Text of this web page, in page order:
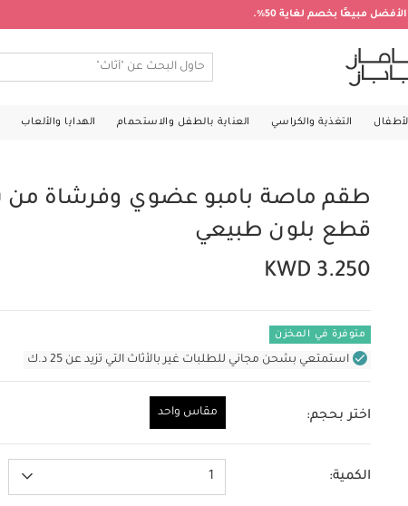
مبيعًا بخصم لغاية 50%.
التغذية والكراسي العناية بالطفل والاستحمام الهدايا والألعاب
قطع بلون طبيعي
KWD 3.250
متوفرة في المخزن
استمتعي بشحن مجاني للطلبات غير بالأثاث التي تزيد عن 25 د.ك
اختر بحجم: مقاس واحد
الكمية: 1